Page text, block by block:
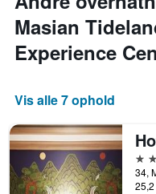
Masian
Experience
Vis alle 7 ophold
2